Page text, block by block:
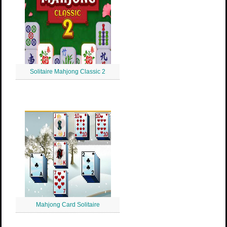
Solitaire Mahjong Classic 2
Mahjong Card Solitaire